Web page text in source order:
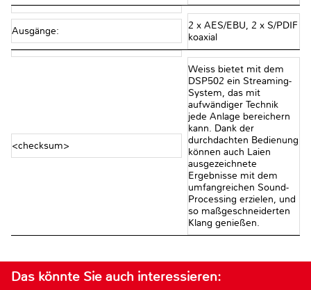
Ausgänge:
2 x AES/EBU, 2 x S/PDIF
koaxial
<checksum>
Weiss bietet mit dem
DSP502 ein Streaming-
System, das mit
aufwändiger Technik
jede Anlage bereichern
kann. Dank der
durchdachten Bedienung
können auch Laien
ausgezeichnete
Ergebnisse mit dem
umfangreichen Sound-
Processing erzielen, und
so maßgeschneiderten
Klang genießen.
Das könnte Sie auch interessieren: